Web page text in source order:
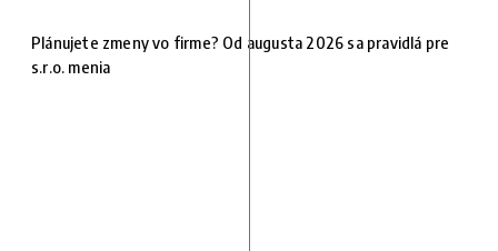
Plánujete zmeny vo firme? Od augusta 2026 sa pravidlá pre
s.r.o. menia